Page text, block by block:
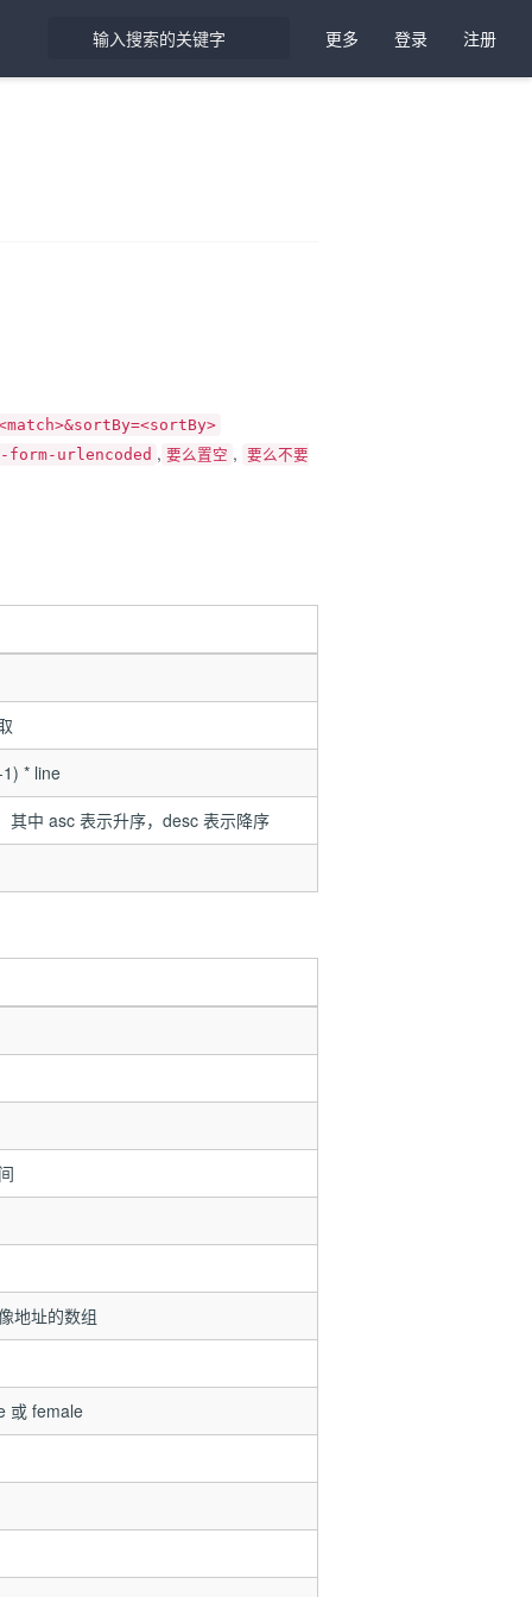
更多 登录 注册
form-urlencoded , 要么置空 , 要么不要
* line
其中 asc 表示升序，desc 表示降序
地址的数组
或 female